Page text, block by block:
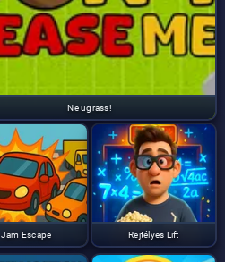
Ne ugrass!
Jam Escape Rejtélyes Lift